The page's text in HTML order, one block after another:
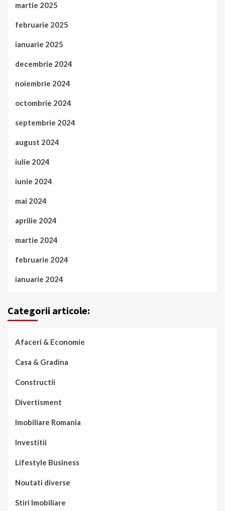
martie 2025
februarie 2025
ianuarie 2025
decembrie 2024
noiembrie 2024
octombrie 2024
septembrie 2024
august 2024
iulie 2024
iunie 2024
mai 2024
aprilie 2024
martie 2024
februarie 2024
ianuarie 2024
Categorii articole:
Afaceri & Economie
Casa & Gradina
Constructii
Divertisment
Imobiliare Romania
Investitii
Lifestyle Business
Noutati diverse
Stiri Imobiliare